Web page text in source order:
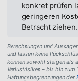
konkret prüfen
geringeren
Betracht ziehen.
Berechnungen und
und lassen keine
können sowohl steigen als
Verlustrisiken – bis hin
Haftungsbegrenzungen der